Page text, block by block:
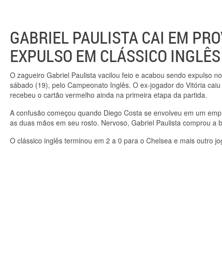
GABRIEL PAULISTA CAI EM
EXPULSO EM CLÁSSICO INGLÊS
O zagueiro Gabriel Paulista vacilou feio e acabou sendo expulso
sábado (19), pelo Campeonato Inglês. O ex-jogador do Vitória
recebeu o cartão vermelho ainda na primeira etapa da partida.
A confusão começou quando Diego Costa se envolveu em um
as duas mãos em seu rosto. Nervoso, Gabriel Paulista comprou a
O clássico inglês terminou em 2 a 0 para o Chelsea e mais outro